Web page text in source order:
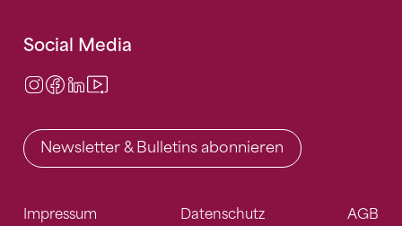
Social Media
Instagram
Facebook
LinkedIn
Newsletter & Bulletins abonnieren
Impressum Datenschutz AGB